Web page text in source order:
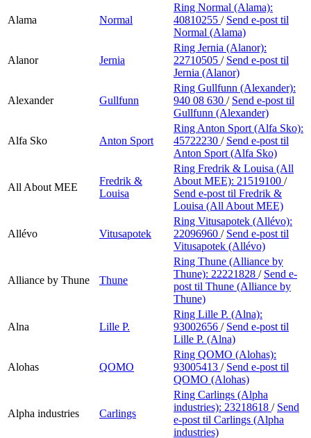
Alama Normal
Ring Normal (Alama):
40810255 / Send e-post til
Normal (Alama)
Alanor Jernia
Ring Jernia (Alanor):
22710505 / Send e-post til
Jernia (Alanor)
Alexander Gullfunn
Ring Gullfunn (Alexander):
940 08 630 / Send e-post til
Gullfunn (Alexander)
Alfa Sko Anton Sport
Ring Anton Sport (Alfa Sko):
45722230 / Send e-post til
Anton Sport (Alfa Sko)
All About MEE
Fredrik &
Louisa
Ring Fredrik & Louisa (All
About MEE): 21519100 /
Send e-post til Fredrik &
Louisa (All About MEE)
Allévo Vitusapotek
Ring Vitusapotek (Allévo):
22096960 / Send e-post til
Vitusapotek (Allévo)
Alliance by Thune Thune
Ring Thune (Alliance by
Thune): 22221828 / Send e-
post til Thune (Alliance by
Thune)
Alna Lille P.
Ring Lille P. (Alna):
93002656 / Send e-post til
Lille P. (Alna)
Alohas QOMO
Ring QOMO (Alohas):
93005413 / Send e-post til
QOMO (Alohas)
Alpha industries Carlings
Ring Carlings (Alpha
industries): 23218618 / Send
e-post til Carlings (Alpha
industries)